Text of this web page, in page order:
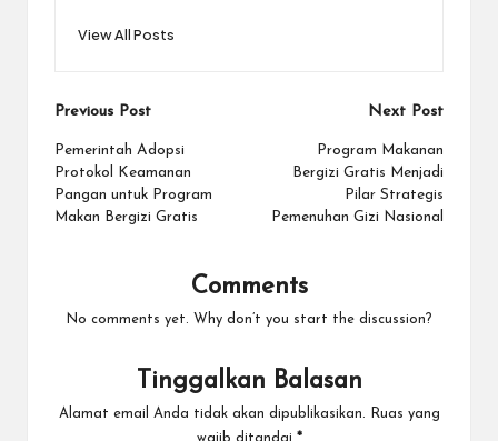
View All Posts
Post
navigation
Previous Post
Pemerintah Adopsi
Protokol Keamanan
Pangan untuk Program
Makan Bergizi Gratis
Next Post
Program Makanan
Bergizi Gratis Menjadi
Pilar Strategis
Pemenuhan Gizi Nasional
Comments
No comments yet. Why don’t you start the discussion?
Tinggalkan Balasan
Alamat email Anda tidak akan dipublikasikan.
Ruas yang
wajib ditandai *